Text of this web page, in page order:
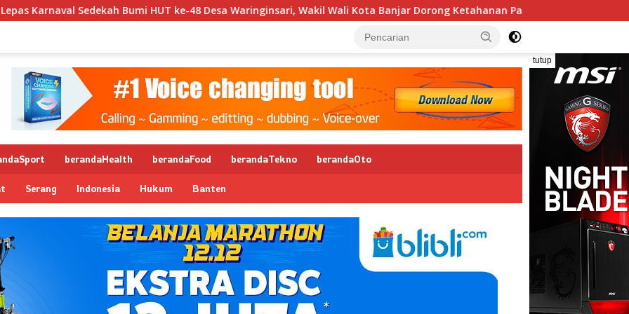
Sedekah Bumi HUT ke-48 Desa Waringinsari, Wakil Wali Kota Banjar Dorong Ketahanan Pangan dan Pelestarian Budaya
tutup
berandaHealth berandaFood berandaTekno berandaOto
Serang Indonesia Hukum Banten